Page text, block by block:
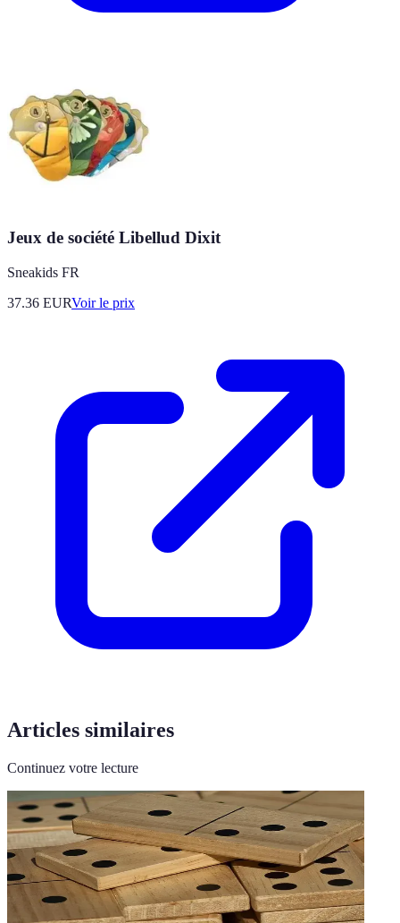
Jeux de société Libellud Dixit
Sneakids FR
37.36 EURVoir le prix
Articles similaires
Continuez votre lecture